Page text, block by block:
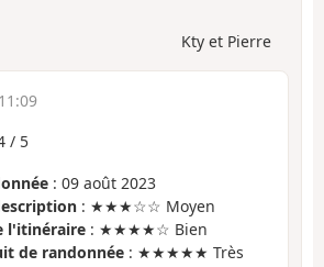
Kty et Pierre
/ 5
: 09 août 2023
: ★★★☆☆ Moyen
l'itinéraire : ★★★★☆ Bien
de randonnée : ★★★★★ Très